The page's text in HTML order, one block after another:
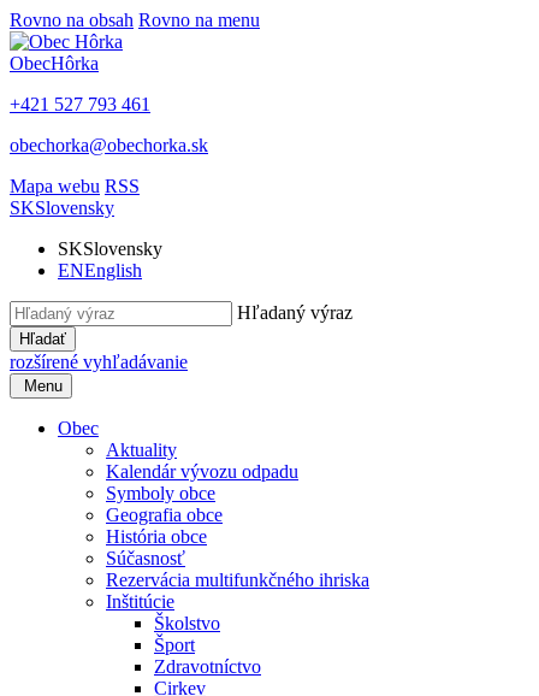
Rovno na obsah Rovno na menu
ObecHôrka
+421 527 793 461
obechorka@obechorka.sk
Mapa webu RSS
SKSlovensky
SKSlovensky
ENEnglish
Hľadaný výraz
Hľadať
rozšírené vyhľadávanie
Menu
Obec
Aktuality
Kalendár vývozu odpadu
Symboly obce
Geografia obce
História obce
Súčasnosť
Rezervácia multifunkčného ihriska
Inštitúcie
Školstvo
Šport
Zdravotníctvo
Cirkev